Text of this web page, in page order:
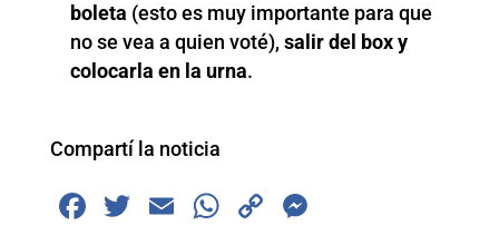
boleta (esto es muy importante para que
no se vea a quien voté), salir del box y
colocarla en la urna.
Compartí la noticia
F
T
E
W
C